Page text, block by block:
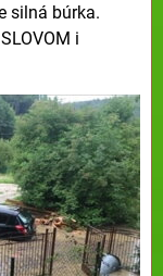
silná búrka.
i